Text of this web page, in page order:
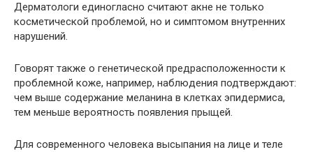
Дерматологи единогласно считают акне не только
косметической проблемой, но и симптомом внутренних
нарушений.
Говорят также о генетической предрасположенности к
проблемной коже, например, наблюдения подтверждают:
чем выше содержание меланина в клетках эпидермиса,
тем меньше вероятность появления прыщей.
Для современного человека высыпания на лице и теле